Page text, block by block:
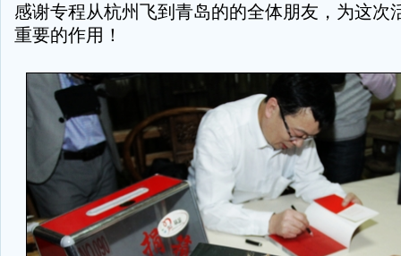
感谢专程从杭州飞到青岛的的全体朋友，为这次
重要的作用！